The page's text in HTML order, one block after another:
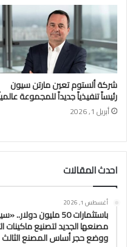
شركة ألستوم تعين مارتن سيون
رئيساً تنفيذياً جديداً للمجموعة
أبريل 1, 2026
احدث المقالات
أغسطس 1, 2026
باستثمارات 50 مليون
ووضع حجر أساس المصنع الثالث